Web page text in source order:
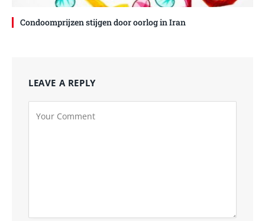
Condoomprijzen stijgen door oorlog in Iran
LEAVE A REPLY